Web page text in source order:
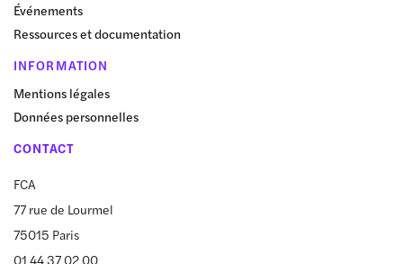
Événements
Ressources et documentation
INFORMATION
Mentions légales
Données personnelles
CONTACT
FCA
77 rue de Lourmel
75015 Paris
01 44 37 02 00